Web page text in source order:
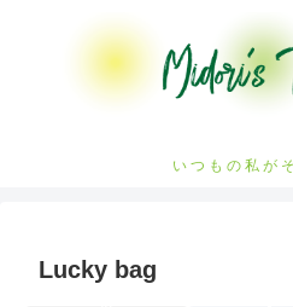
い つ も の 私 が
Lucky bag